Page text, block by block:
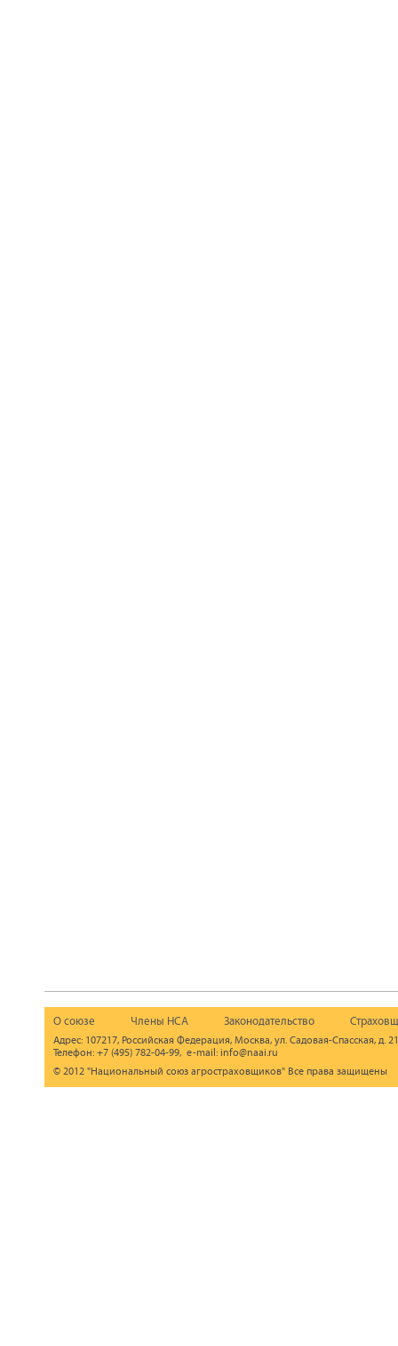
О союзе Члены НСА Законодательство
Адрес: 107217, Российская Федерация, Москва, ул. Садовая-Спасская, д.
Телефон: +7 (495) 782-04-99, e-mail: info@naai.ru
© 2012 "Национальный союз агростраховщиков" Все права защищены